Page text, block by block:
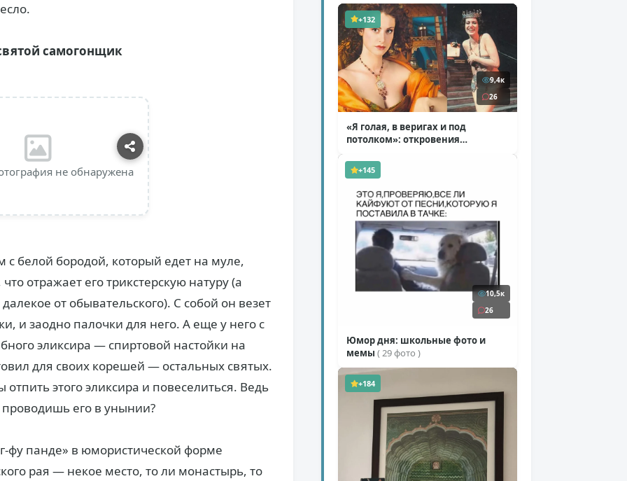
самогонщик
не обнаружена
белой бородой, который едет на муле,
отражает его трикстерскую натуру (а
от обывательского). С собой он везет
и заодно палочки для него. А еще у него с
эликсира — спиртовой настойки на
для своих корешей — остальных святых.
этого эликсира и повеселиться. Ведь
проводишь его в унынии?
фу панде» в юмористической форме
рая — некое место, то ли монастырь, то
+132
9,4к
26
«Я голая, в веригах и под
потолком»: откровения
( 11 фото )
+145
10,5к
26
Юмор дня: школьные фото и
мемы ( 29 фото )
+184